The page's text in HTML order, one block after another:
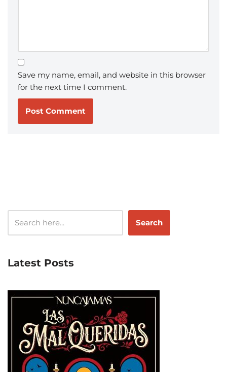
Save my name, email, and website in this browser
for the next time I comment.
Search
Latest Posts